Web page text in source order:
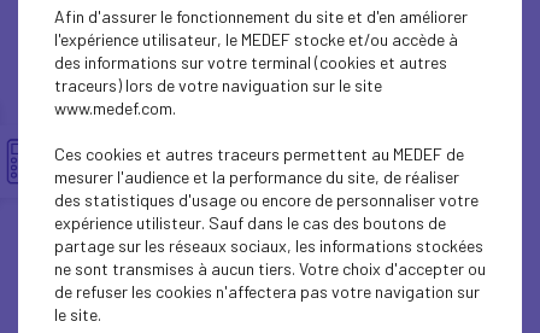
ECONOMY
ECONOMY
ECONOMY
ECONOMY
ECONOMY
SOCIAL
ECONOMY
Afin d'assurer le fonctionnement du site et d'en améliorer
l'expérience utilisateur, le MEDEF stocke et/ou accède à
des informations sur votre terminal (cookies et autres
traceurs) lors de votre naviguation sur le site
www.medef.com.
Ces cookies et autres traceurs permettent au MEDEF de
mesurer l'audience et la performance du site, de réaliser
des statistiques d'usage ou encore de personnaliser votre
expérience utilisteur. Sauf dans le cas des boutons de
partage sur les réseaux sociaux, les informations stockées
ne sont transmises à aucun tiers. Votre choix d'accepter ou
de refuser les cookies n'affectera pas votre navigation sur
le site.